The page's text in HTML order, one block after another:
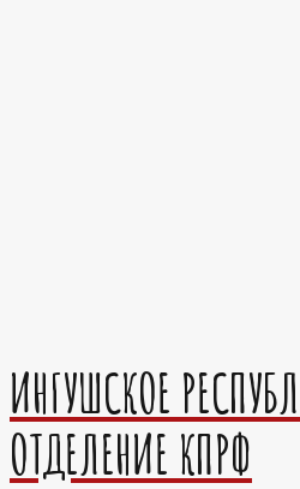
ИНГУШСКОЕ
ОТДЕЛЕНИЕ КПРФ